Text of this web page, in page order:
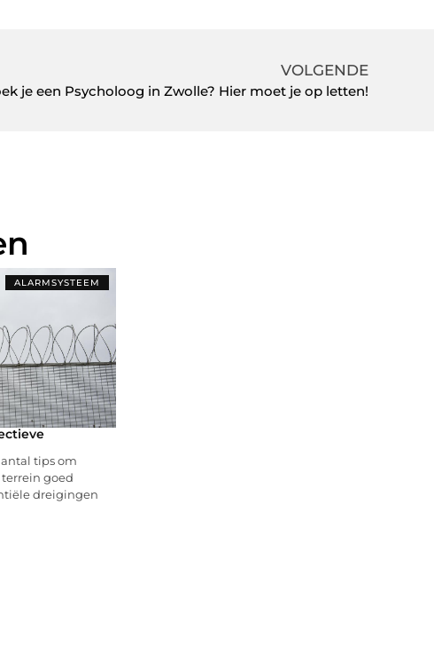
VOLGENDE
je een Psycholoog in Zwolle? Hier moet je op letten!
ALARMSYSTEEM
tips om
goed
dreigingen